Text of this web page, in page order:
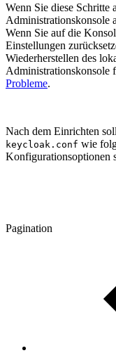
Wenn Sie diese Schritte
Administrationskonsole
Wenn Sie auf die
Einstellungen
Wiederherstellen des
Administrationskonsole
Probleme.
Nach dem Einrichten
keycloak.conf wie
Konfigurationsoptionen
Pagination